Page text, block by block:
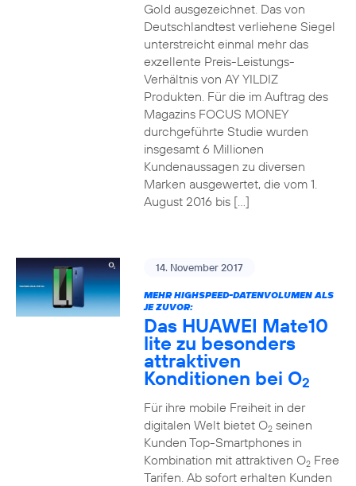
Gold ausgezeichnet. Das von
Deutschlandtest verliehene Siegel
unterstreicht einmal mehr das
exzellente Preis-Leistungs-
Verhältnis von AY YILDIZ
Produkten. Für die im Auftrag des
Magazins FOCUS MONEY
durchgeführte Studie wurden
insgesamt 6 Millionen
Kundenaussagen zu diversen
Marken ausgewertet, die vom 1.
August 2016 bis […]
14. November 2017
MEHR HIGHSPEED-DATENVOLUMEN ALS
JE ZUVOR:
Das HUAWEI Mate10
lite zu besonders
attraktiven
Konditionen bei O2
Für ihre mobile Freiheit in der
digitalen Welt bietet O2seinen
Kunden Top-Smartphones in
Kombination mit attraktiven O2Free
Tarifen. Ab sofort erhalten Kunden